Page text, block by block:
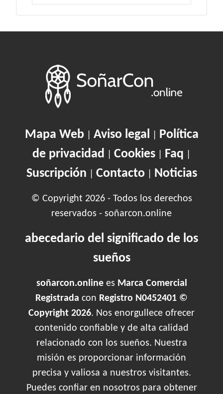
Mapa Web| Aviso legal
Política
de privacidad
Cookies Faq
Suscripción Contacto| Noticias
© Copyright 2026 - Todos los derechos
reservados - soñarcon.online
abecedario del significado de los
sueños
soñarcon.onlinees Marca Comercial
Registrada con Registro N0452401 ©
Copyright 2026. Nos enorgullece ofrecer
contenido confiable y de alta calidad
relacionado con los sueños. Nuestra
misión es proporcionar información
precisa y valiosa a nuestros visitantes.
Puedes confiar en nosotros para obtener